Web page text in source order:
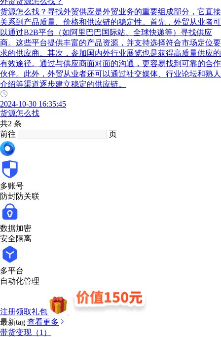
货源怎么找？寻找外贸供应是外贸业务的重要组成部分，它直接
关系到产品质量、价格和供应链的稳定性。首先，外贸从业者可
以通过B2B平台（如阿里巴巴国际站、全球快递等）寻找供应
商。这些平台提供丰富的产品资源，并支持选择符合市场定位要
求的供应商。其次，参加国内外行业展览也是获得高质量供应的
有效途径。通过与供应商面对面的沟通，更容易找到可靠的合作
伙伴。此外，外贸从业者还可以通过社交媒体、行业论坛和熟人
介绍等渠道逐步建立稳定的供应链。
2024-10-30 16:35:45
货源怎么找
共2 条
前往
页
多账号
防封防关联
数据加密
安全隔离
多平台
自动化管理
注册领取礼包
最新tag 查看更多
带货变现（1）